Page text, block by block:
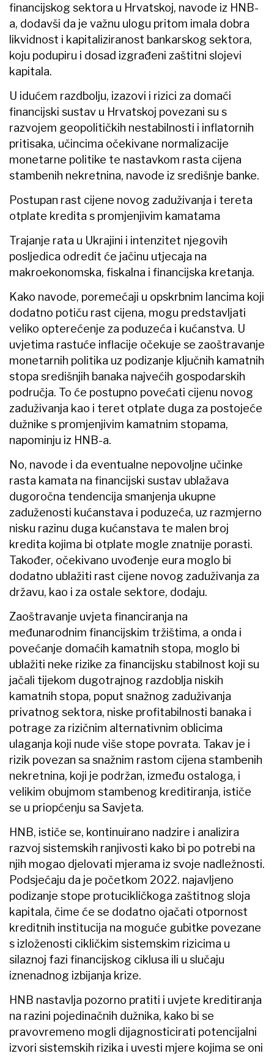
financijskog sektora u Hrvatskoj, navode iz HNB-
a, dodavši da je važnu ulogu pritom imala dobra
likvidnost i kapitaliziranost bankarskog sektora,
koju podupiru i dosad izgrađeni zaštitni slojevi
kapitala.
U idućem razdbolju, izazovi i rizici za domaći
financijski sustav u Hrvatskoj povezani su s
razvojem geopolitičkih nestabilnosti i inflatornih
pritisaka, učincima očekivane normalizacije
monetarne politike te nastavkom rasta cijena
stambenih nekretnina, navode iz središnje banke.
Postupan rast cijene novog zaduživanja i tereta
otplate kredita s promjenjivim kamatama
Trajanje rata u Ukrajini i intenzitet njegovih
posljedica odredit će jačinu utjecaja na
makroekonomska, fiskalna i financijska kretanja.
Kako navode, poremećaji u opskrbnim lancima koji
dodatno potiču rast cijena, mogu predstavljati
veliko opterećenje za poduzeća i kućanstva. U
uvjetima rastuće inflacije očekuje se zaoštravanje
monetarnih politika uz podizanje ključnih kamatnih
stopa središnjih banaka najvećih gospodarskih
područja. To će postupno povećati cijenu novog
zaduživanja kao i teret otplate duga za postojeće
dužnike s promjenjivim kamatnim stopama,
napominju iz HNB-a.
No, navode i da eventualne nepovoljne učinke
rasta kamata na financijski sustav ublažava
dugoročna tendencija smanjenja ukupne
zaduženosti kućanstava i poduzeća, uz razmjerno
nisku razinu duga kućanstava te malen broj
kredita kojima bi otplate mogle znatnije porasti.
Također, očekivano uvođenje eura moglo bi
dodatno ublažiti rast cijene novog zaduživanja za
državu, kao i za ostale sektore, dodaju.
Zaoštravanje uvjeta financiranja na
međunarodnim financijskim tržištima, a onda i
povećanje domaćih kamatnih stopa, moglo bi
ublažiti neke rizike za financijsku stabilnost koji su
jačali tijekom dugotrajnog razdoblja niskih
kamatnih stopa, poput snažnog zaduživanja
privatnog sektora, niske profitabilnosti banaka i
potrage za rizičnim alternativnim oblicima
ulaganja koji nude više stope povrata. Takav je i
rizik povezan sa snažnim rastom cijena stambenih
nekretnina, koji je podržan, između ostaloga, i
velikim obujmom stambenog kreditiranja, ističe
se u priopćenju sa Savjeta.
HNB, ističe se, kontinuirano nadzire i analizira
razvoj sistemskih ranjivosti kako bi po potrebi na
njih mogao djelovati mjerama iz svoje nadležnosti.
Podsjećaju da je početkom 2022. najavljeno
podizanje stope protucikličkoga zaštitnog sloja
kapitala, čime će se dodatno ojačati otpornost
kreditnih institucija na moguće gubitke povezane
s izloženosti cikličkim sistemskim rizicima u
silaznoj fazi financijskog ciklusa ili u slučaju
iznenadnog izbijanja krize.
HNB nastavlja pozorno pratiti i uvjete kreditiranja
na razini pojedinačnih dužnika, kako bi se
pravovremeno mogli dijagnosticirati potencijalni
izvori sistemskih rizika i uvesti mjere kojima se oni